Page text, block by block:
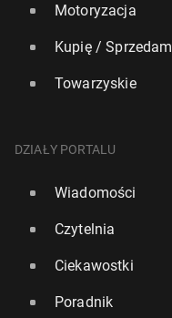
Motoryzacja
Kupię / Sprzedam
Towarzyskie
DZIAŁY PORTALU
Wiadomości
Czytelnia
Ciekawostki
Poradnik